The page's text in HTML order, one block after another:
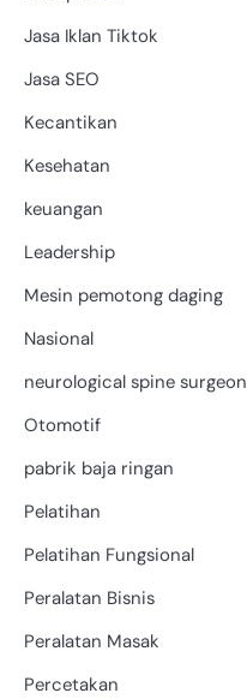
Jasa Iklan Tiktok
Jasa SEO
Kecantikan
Kesehatan
keuangan
Leadership
Mesin pemotong daging
Nasional
neurological spine surgeon
Otomotif
pabrik baja ringan
Pelatihan
Pelatihan Fungsional
Peralatan Bisnis
Peralatan Masak
Percetakan